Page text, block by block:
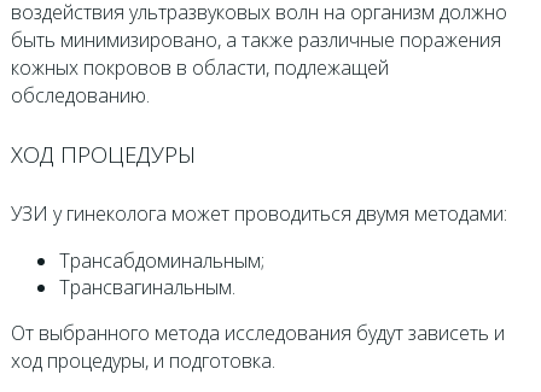
воздействия ультразвуковых волн на организм должно
быть минимизировано, а также различные поражения
кожных покровов в области, подлежащей
обследованию.
ХОД ПРОЦЕДУРЫ
УЗИ у гинеколога может проводиться двумя методами:
Трансабдоминальным;
Трансвагинальным.
От выбранного метода исследования будут зависеть и
ход процедуры, и подготовка.